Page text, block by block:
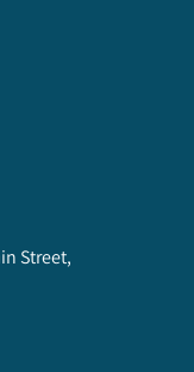
Street,